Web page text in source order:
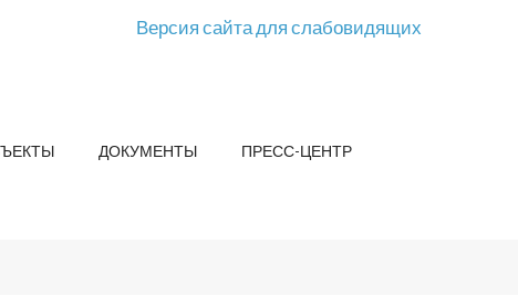
Версия сайта для слабовидящих
ДОКУМЕНТЫ ПРЕСС-ЦЕНТР